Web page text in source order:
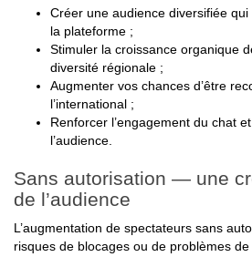
Créer une audience diversifiée
la plateforme ;
Stimuler la croissance organique
diversité régionale ;
Augmenter vos chances d’être
l’international ;
Renforcer l’engagement du chat
l’audience.
Sans autorisation — une
de l’audience
L’augmentation de spectateurs sans
risques de blocages ou de problèmes